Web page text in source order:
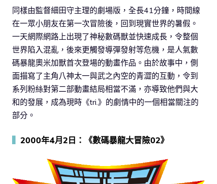
同樣由監督細田守主理的劇場版，全長41分鐘，時間線
在一眾小朋友在第一次冒險後，回到現實世界的暑假。
一天網際網路上出現了神秘數碼獸並快速成長，令整個
世界陷入混亂，後來更觸發導彈發射等危機，是人氣數
碼暴龍奧米加獸首次登場的動畫作品。由於故事中，側
面描寫了主角八神太一與武之內空的青澀的互動，令到
系列粉絲對第二部動畫結局相當不滿，亦導致他們與大
和的發展，成為現時《tri.》的劇情中的一個相當關注的
部分。
2000年4月2日：《數碼暴龍大冒險02》